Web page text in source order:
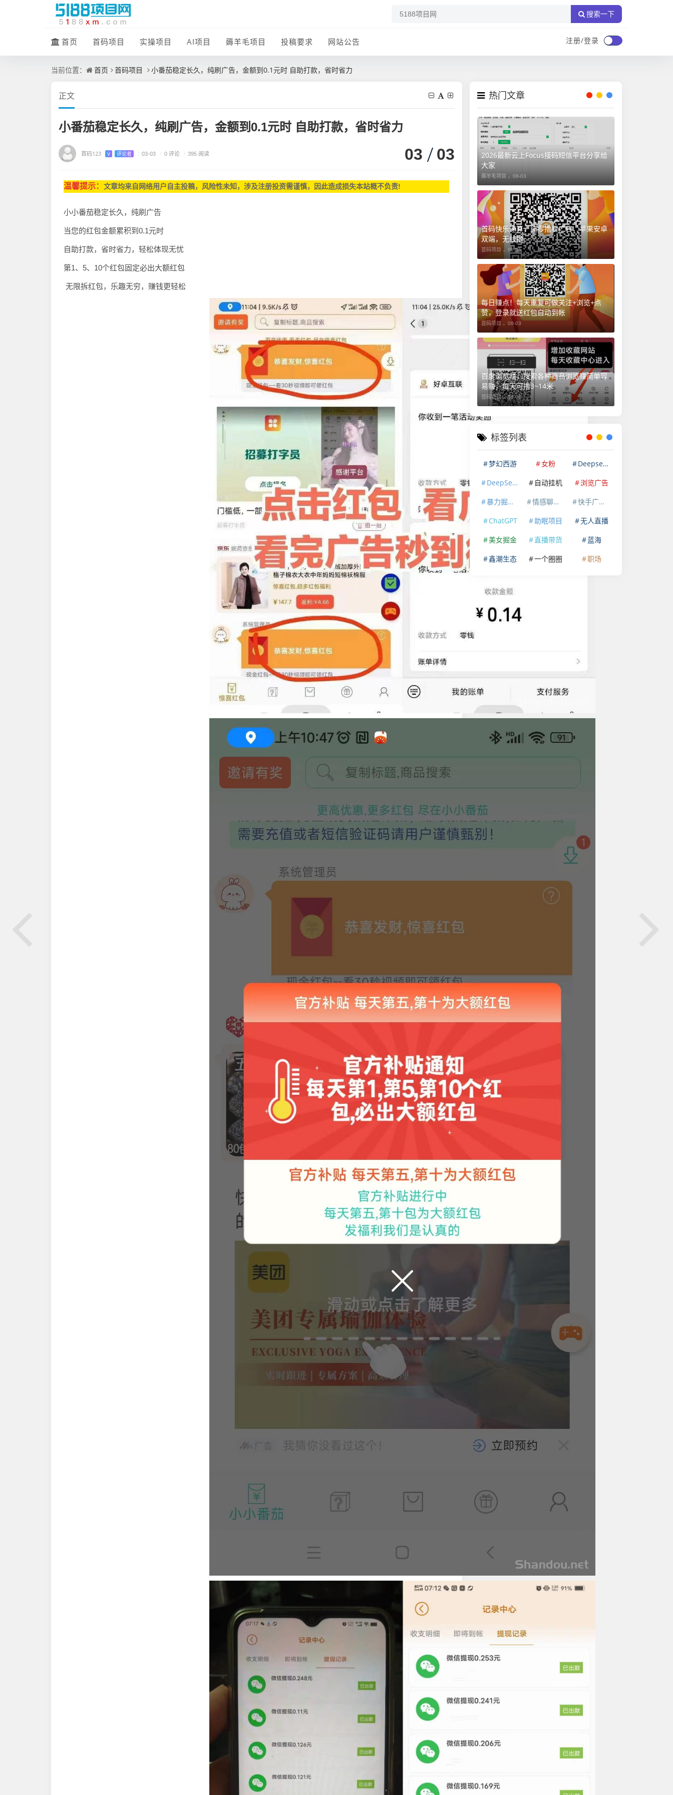
搜索一下
首页 首码项目 实操项目 AI项目 薅羊毛项目 投稿要求 网站公告 注册/登录
当前位置： 首页 首码项目 小番茄稳定长久，纯刷广告，金额到0.1元时 自助打款，省时省力
正文
小番茄稳定长久，纯刷广告，金额到0.1元时 自助打款，省时省力
首码123 V 评论者 / 03-03 / 0 评论 / 395 阅读 03 03
温馨提示： 文章均来自网络用户自主投稿， 风险性未知，涉及注册投资需谨慎，因此造成损失本站概不负责!
小小番茄稳定长久，纯刷广告
当您的红包金额累积到0.1元时
自助打款，省时省力，轻松体现无忧
第1、5、10个红包固定必出大额红包
无限拆红包，乐趣无穷，赚钱更轻松
热门文章
2026最新云上Focus接码短信平台分享给
大家
薅羊毛项目 ， 08-03
首码快乐速算，纯零撸看广告，苹果安卓
双端，无线撸
首码项目 ， 08-05
每日赚点！每天重复可做关注+浏览+点
赞，登录就送红包自动到帐
首码项目 ， 08-03
百度浏览赚，搜索各种商品浏览赚简单容
易赚，每天可撸3~14米
首码项目 ，08-06
标签列表
梦幻西游 女粉
Deepseek
DeepSeek
自动挂机
浏览广告
暴力掘金项目
情感聊天赛道
快手广告掘金
ChatGPT
助眠项目
无人直播
美女掘金
直播带货
蓝海
鑫潮生态
一个圈圈 职场